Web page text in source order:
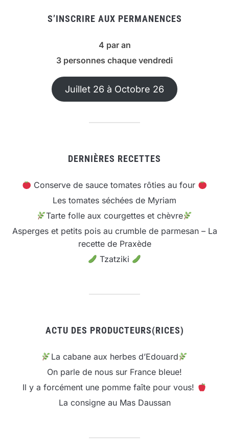
S’INSCRIRE AUX PERMANENCES
4 par an
3 personnes chaque vendredi
Juillet 26 à Octobre 26
DERNIÈRES RECETTES
Conserve de sauce tomates rôties au four
Les tomates séchées de Myriam
Tarte folle aux courgettes et chèvre
Asperges et petits pois au crumble de parmesan – La
recette de Praxède
Tzatziki
ACTU DES PRODUCTEURS(RICES)
La cabane aux herbes d’Edouard
On parle de nous sur France bleue!
Il y a forcément une pomme faîte pour vous!
La consigne au Mas Daussan